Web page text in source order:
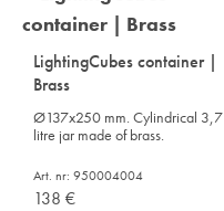
LightingCubes container |
Brass
Ø137x250 mm. Cylindrical 3,7
litre jar made of brass.
Art. nr: 950004004
138 €